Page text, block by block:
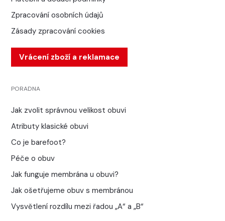
Zpracování osobních údajů
Zásady zpracování cookies
Vrácení zboží a reklamace
PORADNA
Jak zvolit správnou velikost obuvi
Atributy klasické obuvi
Co je barefoot?
Péče o obuv
Jak funguje membrána u obuvi?
Jak ošetřujeme obuv s membránou
Vysvětlení rozdílu mezi řadou „A“ a „B“